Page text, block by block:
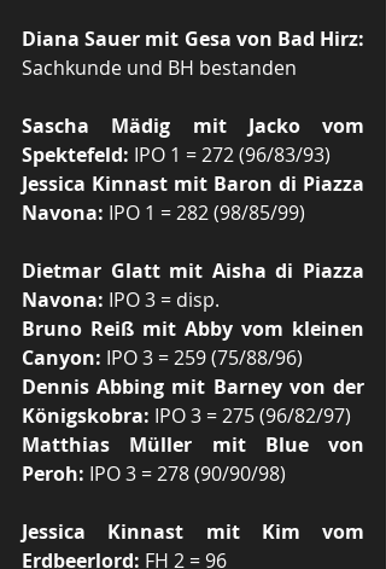
Diana Sauer mit Gesa von Bad Hirz:
Sachkunde und BH bestanden
Sascha Mädig mit Jacko vom
Spektefeld: IPO 1 = 272 (96/83/93)
Jessica Kinnast mit Baron di Piazza
Navona: IPO 1 = 282 (98/85/99)
Dietmar Glatt mit Aisha di Piazza
Navona: IPO 3 = disp.
Bruno Reiß mit Abby vom kleinen
Canyon: IPO 3 = 259 (75/88/96)
Dennis Abbing mit Barney von der
Königskobra: IPO 3 = 275 (96/82/97)
Matthias Müller mit Blue von
Peroh: IPO 3 = 278 (90/90/98)
Jessica Kinnast mit Kim vom
Erdbeerlord: FH 2 = 96